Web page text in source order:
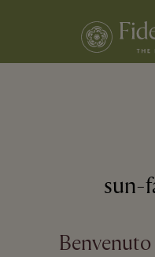
sun-
Benvenuto